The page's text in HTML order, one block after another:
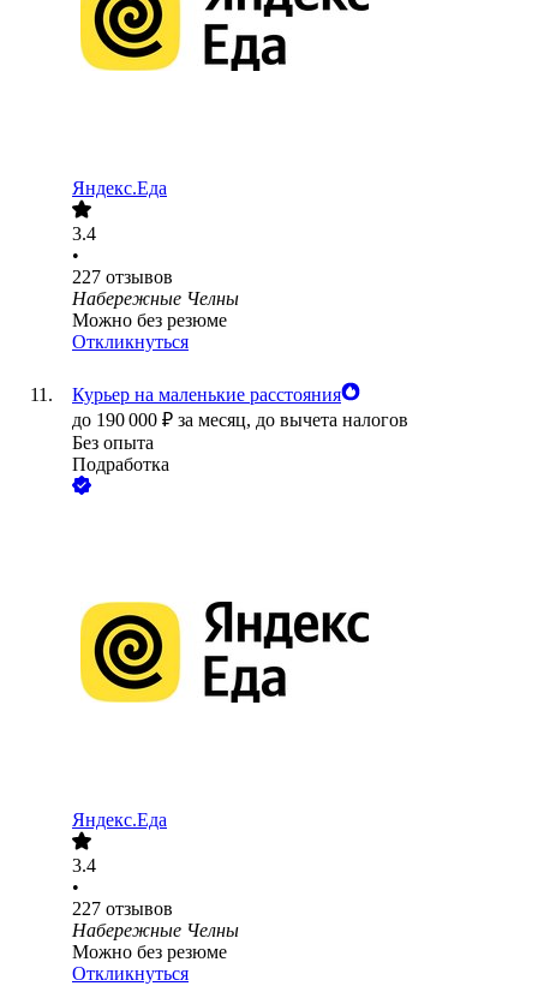
Яндекс.Еда
3.4
•
227 отзывов
Набережные Челны
Можно без резюме
Откликнуться
Курьер на маленькие расстояния
до 190 000 ₽ за месяц, до вычета налогов
Без опыта
Подработка
Яндекс.Еда
3.4
•
227 отзывов
Набережные Челны
Можно без резюме
Откликнуться